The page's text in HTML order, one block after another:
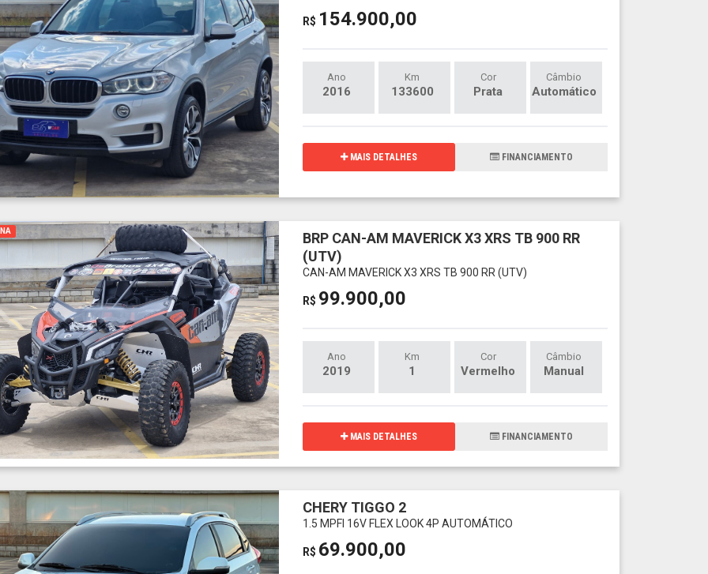
R$ 154.900,00
Ano
2016
Km
133600
Cor
Prata
Câmbio
Automático
MAIS DETALHES FINANCIAMENTO
BRP CAN-AM MAVERICK X3 XRS TB 900 RR
(UTV)
CAN-AM MAVERICK X3 XRS TB 900 RR (UTV)
R$ 99.900,00
Ano
2019
Km
1
Cor
Vermelho
Câmbio
Manual
MAIS DETALHES FINANCIAMENTO
CHERY TIGGO 2
1.5 MPFI 16V FLEX LOOK 4P AUTOMÁTICO
R$ 69.900,00